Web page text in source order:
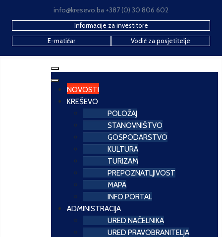
info@kresevo.ba +387 (0) 30 806 602
Informacije za investitore
E-matičar
Vodič za posjetitelje
NOVOSTI
KREŠEVO
POLOŽAJ
STANOVNIŠTVO
GOSPODARSTVO
KULTURA
TURIZAM
PREPOZNATLJIVOST
MAPA
INFO PORTAL
ADMINISTRACIJA
URED NAČELNIKA
URED PRAVOBRANITELJA